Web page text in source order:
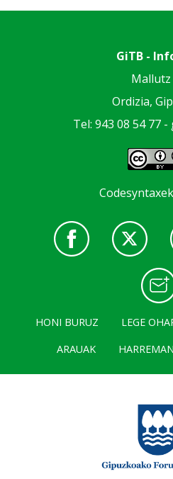
GiTB -
Mallutz
Ordizia,
Tel: 943 08 54 77 -
HONI BURUZ LEGE
ARAUAK